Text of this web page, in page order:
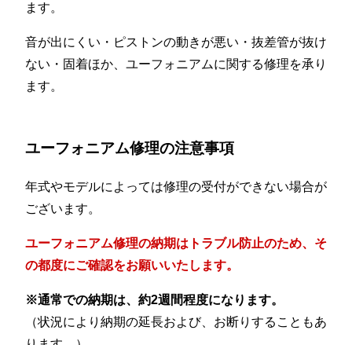
ます。
音が出にくい・ピストンの動きが悪い・抜差管が抜け
ない・固着ほか、ユーフォニアムに関する修理を承り
ます。
ユーフォニアム修理の注意事項
年式やモデルによっては修理の受付ができない場合が
ございます。
ユーフォニアム修理の納期はトラブル防止のため、そ
の都度にご確認をお願いいたします。
※通常での納期は、約2週間程度になります。
（状況により納期の延長および、お断りすることもあ